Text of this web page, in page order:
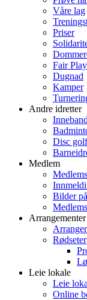
Våre lag
Priser
Fair Play
Dugnad
Kamper
Andre idretter
Disc golf
Medlem
Bilder
Arrangementer
Leie lokale
Leie
Online